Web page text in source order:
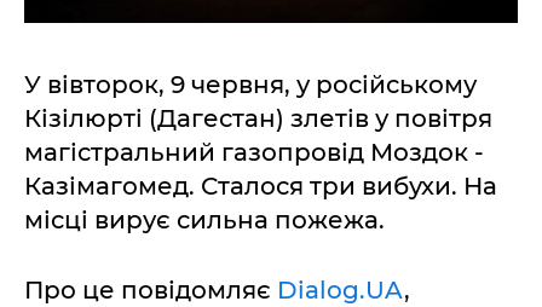
У вівторок, 9 червня, у російському
Кізілюрті (Дагестан) злетів у повітря
магістральний газопровід Моздок -
Казімагомед. Сталося три вибухи. На
місці вирує сильна пожежа.
Про це повідомляє Dialog.UA,